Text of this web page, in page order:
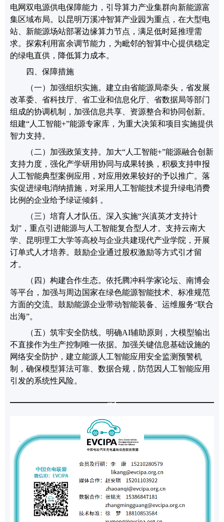
电网双电源供电保障能力，引导算力产业集群向新能源富
集区域布局。
以昆明万溪冲智算产业园为重点 ，在大型电
站、新能源场站部署边缘算力节点，满足低时延推理需
求。探索利用富余调节能力，为毗邻的智算中心提供稳定
的绿电直供，降低算力成本。
四、保障措施
（一） 加强组织实施。 建立由省能源局牵头，省发展
改革委、省科技厅、 省工业和信息化厅 、省数据局等部门
组成的协调机制，加强信息共享、资源整合和协同创新。
组建“人工智能+”能源专家库 ，为重大决策和项目实施提供
智力支持。
（二） 加强政策支持。 加大“人工智能+”能源融合创新
支持力度，强化产学研用协同与成果转换，积极支持申报
人工智能典型案例 应用 ，对应用效果较好的予以推广。落
实促进绿电消纳措施，对采用 人工智能技术提升绿电消费
比例的企业给予绿证倾斜 。
（三） 培育人才队伍。 深入实施“兴滇英才支持计
划 ” ，重点引进能源与人工智能复合型人才。支持云南大
学、昆明理工大学等高校与企业共建现代产业学院，开展
订单式人才培养。鼓励企业通过股权激励等方式引才留
才。
（四） 构建合作生态。 依托腾冲科学家论坛、南博会
等平台，加强与周边国家在绿色能源智能技术、标准规范
方面的交流。鼓励能源企业带动智能装备、运维服务“联合
出海”。
（五） 筑牢安全防线。 明确AI辅助原则，大模型输出
不直接作为生产控制唯一依据。加强关键信息基础设施的
网络安全防护，建立能源人工智能应用安全监测预警机
制，确保模型算法可靠、数据合规，防范因 人工智能应用
引发的系统性风险。
end